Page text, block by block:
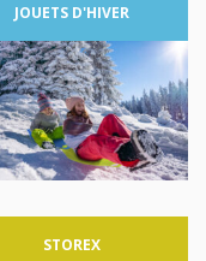
JOUETS D'HIVER
STOREX